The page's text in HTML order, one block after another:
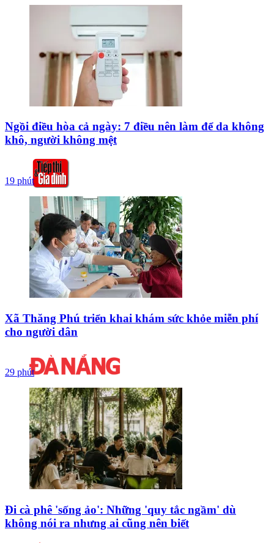
Ngồi điều hòa cả ngày: 7 điều nên làm để da không
khô, người không mệt
19 phút
Xã Thăng Phú triển khai khám sức khỏe miễn phí
cho người dân
29 phút
Đi cà phê 'sống ảo': Những 'quy tắc ngầm' dù
không nói ra nhưng ai cũng nên biết